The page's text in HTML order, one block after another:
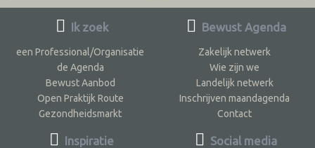
Ik zoek
een Professional/Organisatie
de Agenda
Bewust Aanbod
Open Praktijk Route
Gezondheidsmarkt
Inspiratie
Bewust Agenda
Zakelijk netwerk
Wie zijn we
Landelijk netwerk
Inschrijven maandagenda
Contact
Social media